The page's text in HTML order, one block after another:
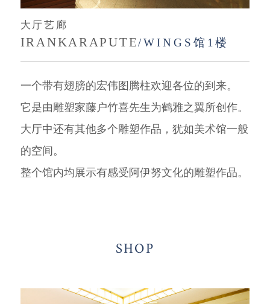
大厅艺廊
IRANKARAPUTE/WINGS馆1楼
一个带有翅膀的宏伟图腾柱欢迎各位的到来。
它是由雕塑家藤户竹喜先生为鹤雅之翼所创作。
大厅中还有其他多个雕塑作品，犹如美术馆一般
的空间。
整个馆内均展示有感受阿伊努文化的雕塑作品。
SHOP